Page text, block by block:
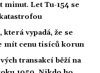
minut. Let Tu-154 se
vypadá, že se
mít cenu tisíců korun
transakcí běží na